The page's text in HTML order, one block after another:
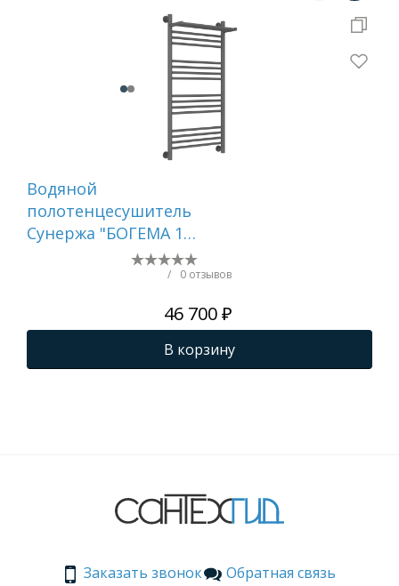
Водяной
полотенцесушитель
Сунержа "БОГЕМА 1П
+" 1000х500 (Графит)
/ 0 отзывов
46 700 ₽
В корзину
Заказать звонок Обратная связь